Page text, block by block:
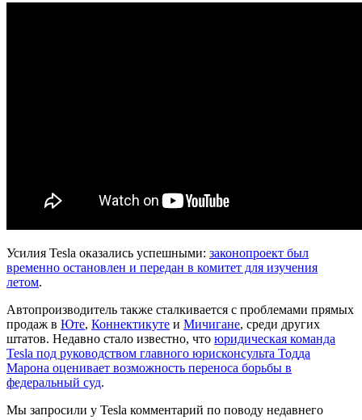
Усилия Tesla оказались успешными: законопроект был
временно остановлен и передан в комитет для изучения
летом.
Автопроизводитель также сталкивается с проблемами прямых
продаж в Юте, Коннектикуте и Мичигане, среди других
штатов. Недавно стало известно, что юридическая команда
Tesla под руководством главного юрисконсульта Тодда
Марона оценивает возможность переноса борьбы в
федеральный суд.
Мы запросили у Tesla комментарий по поводу недавнего